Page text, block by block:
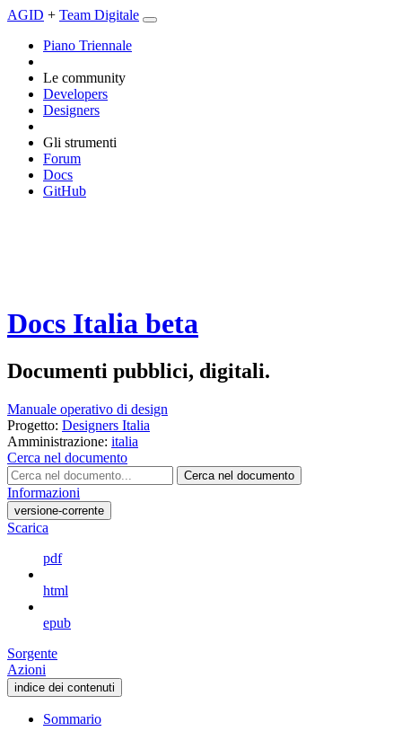
AGID + Team Digitale
Piano Triennale
Le community
Developers
Designers
Gli strumenti
Forum
Docs
GitHub
Docs Italia beta
Documenti pubblici, digitali.
Manuale operativo di design
Progetto: Designers Italia
Amministrazione: italia
Cerca nel documento
Cerca nel documento
Informazioni
versione-corrente
Scarica
pdf
html
epub
Sorgente
Azioni
indice dei contenuti
Sommario